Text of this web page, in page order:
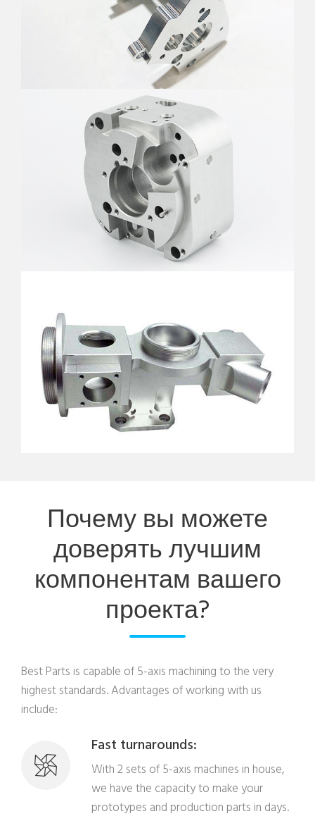
Почему вы можете
доверять лучшим
компонентам вашего
проекта?
Best Parts is capable of 5-axis machining to the very
highest standards. Advantages of working with us
include:
Fast turnarounds:
With 2 sets of 5-axis machines in house,
we have the capacity to make your
prototypes and production parts in days.